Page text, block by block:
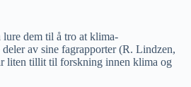
dem til å tro at klima-
av sine fagrapporter (R. Lindzen,
liten tillit til forskning innen klima og